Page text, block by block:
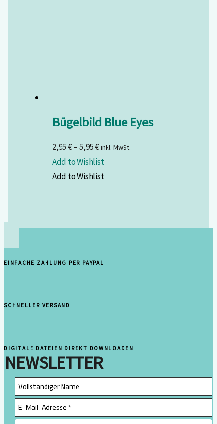
Bügelbild Blue Eyes
2,95€–5,95€inkl. MwSt.
Add to Wishlist
Add to Wishlist
EINFACHE ZAHLUNG PER PAYPAL
SCHNELLER VERSAND
DIGITALE DATEIEN DIREKT DOWNLOADEN
NEWSLETTER